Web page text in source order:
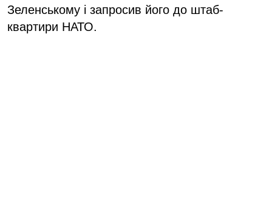
Зеленському і запросив його до штаб-
квартири НАТО.